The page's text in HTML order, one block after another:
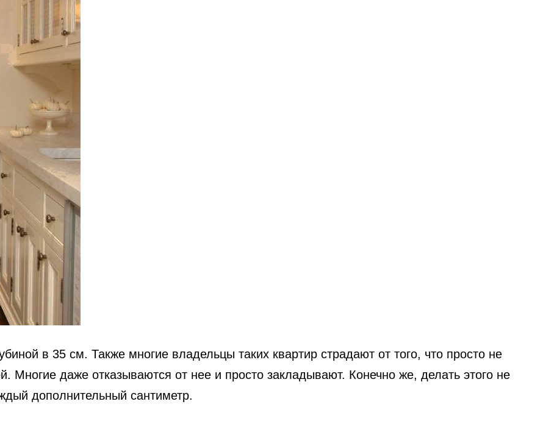
в 35 см. Также многие владельцы таких квартир страдают от того, что просто не
Многие даже отказываются от нее и просто закладывают. Конечно же, делать этого не
дополнительный сантиметр.